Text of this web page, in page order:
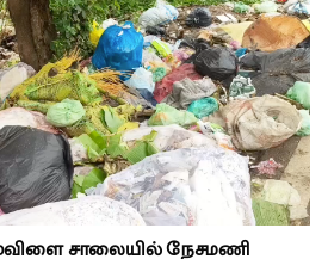
சாலையில் நேசமணி